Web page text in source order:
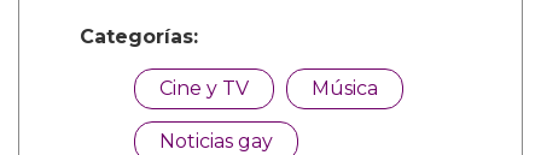
Categorías:
Cine y TV Música
Noticias gay